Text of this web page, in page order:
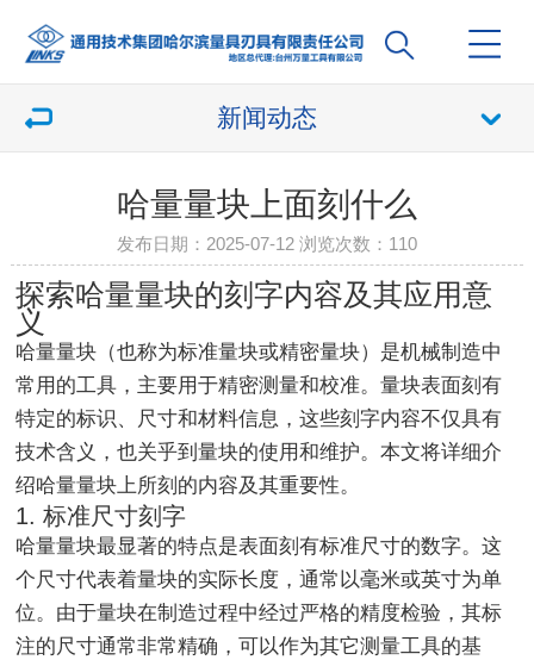
新闻动态
哈量量块上面刻什么
发布日期：2025-07-12 浏览次数： 110
探索哈量量块的刻字内容及其应用意
义
哈量量块（也称为标准量块或精密量块）是机械制造中
常用的工具，主要用于精密测量和校准。量块表面刻有
特定的标识、尺寸和材料信息，这些刻字内容不仅具有
技术含义，也关乎到量块的使用和维护。本文将详细介
绍哈量量块上所刻的内容及其重要性。
1. 标准尺寸刻字
哈量量块最显著的特点是表面刻有标准尺寸的数字。这
个尺寸代表着量块的实际长度，通常以毫米或英寸为单
位。由于量块在制造过程中经过严格的精度检验，其标
注的尺寸通常非常精确，可以作为其它测量工具的基